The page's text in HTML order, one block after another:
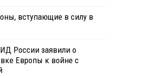
вступающие в силу в
России заявили о
Европы к войне с